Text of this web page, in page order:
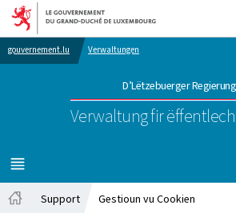
Bei den Haaptmenü
Bei den Inhalt goen
gouvernement.lu Verwaltungen
D’Lëtzebuerger Regierung
Verwaltung fir
MENÜ
HAAPT-
Support Gestioun vu Cookien